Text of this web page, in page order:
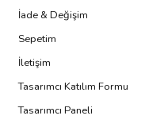
İade & Değişim
Sepetim
İletişim
Tasarımcı Katılım Formu
Tasarımcı Paneli